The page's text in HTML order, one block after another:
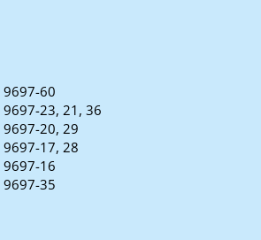
9697-60
9697-23, 21, 36
9697-20, 29
9697-17, 28
9697-16
9697-35